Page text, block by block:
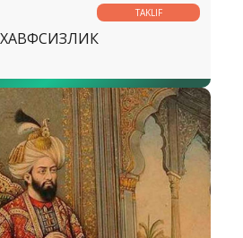
TAKLIF